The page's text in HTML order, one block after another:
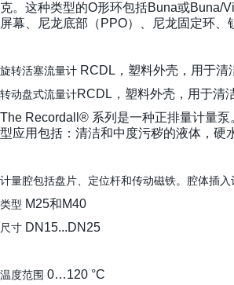
克。这种类型的O形环包括Buna或Buna/
屏幕、尼龙底部（PPO）、尼龙固定环
旋转活塞流量计 RCDL，塑料外壳，用于清
转动盘式流量计RCDL，塑料外壳，用于清
The Recordall® 系列是一种正排量计量
型应用包括：清洁和中度污秽的液体，硬
计量腔包括盘片、定位杆和传动磁铁。腔体插
类型 M25和M40
尺寸 DN15...DN25
温度范围 0…120 °C